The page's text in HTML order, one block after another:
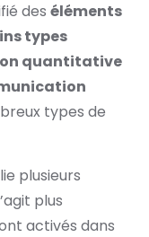
des éléments
types
quantitative
types de
plusieurs
plus
activés dans